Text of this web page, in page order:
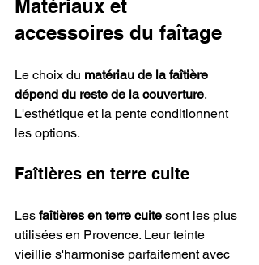
Matériaux et
accessoires du faîtage
Le choix du matériau de la faîtière
dépend du reste de la couverture.
L'esthétique et la pente conditionnent
les options.
Faîtières en terre cuite
Les faîtières en terre cuite sont les plus
utilisées en Provence. Leur teinte
vieillie s'harmonise parfaitement avec